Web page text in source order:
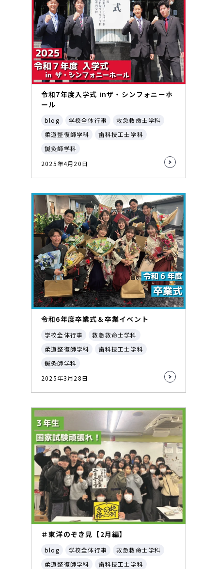
令和7年度入学式 inザ・シンフォニーホ
ール
blog 学校全体行事
救急救命士学科
柔道整復師学科
歯科技工士学科
鍼灸師学科
2025年4月20日
令和6年度卒業式＆卒業イベント
学校全体行事
救急救命士学科
柔道整復師学科
歯科技工士学科
鍼灸師学科
2025年3月28日
＃東洋のぞき見【2月編】
blog 学校全体行事
救急救命士学科
柔道整復師学科
歯科技工士学科